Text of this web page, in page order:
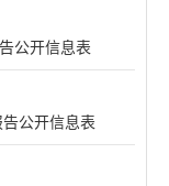
公开信息表
公开信息表